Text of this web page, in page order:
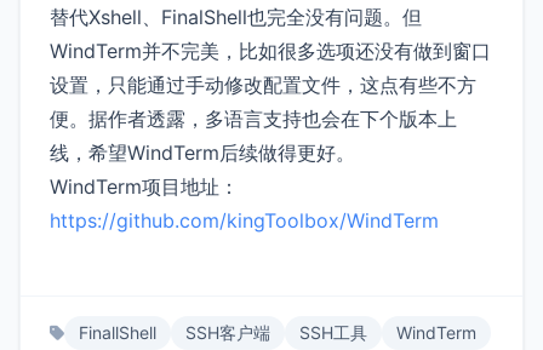
替代Xshell、FinalShell也完全没有问题。但
WindTerm并不完美，比如很多选项还没有做到窗口
设置，只能通过手动修改配置文件，这点有些不方
便。据作者透露，多语言支持也会在下个版本上
线，希望WindTerm后续做得更好。
WindTerm项目地址：
https://github.com/kingToolbox/WindTerm
FinallShell SSH客户端 SSH工具 WindTerm